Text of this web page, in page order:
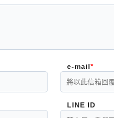
e-mail
LINE ID